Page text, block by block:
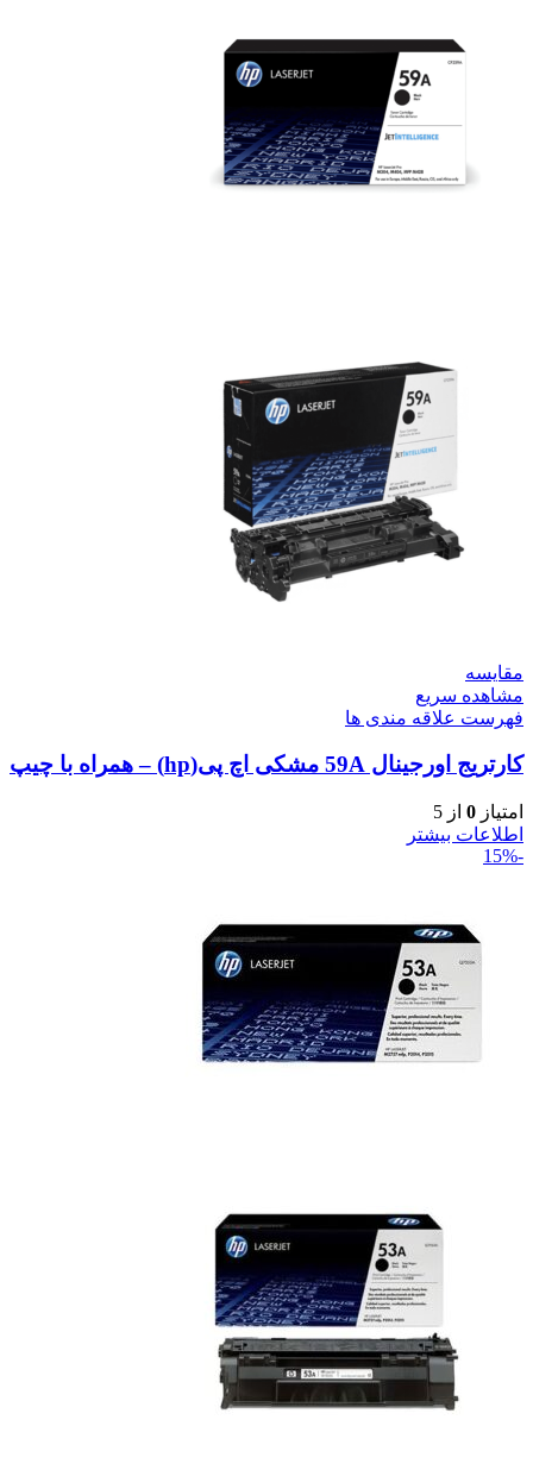
مقایسه
مشاهده سریع
فهرست علاقه مندی ها
کارتریج اورجینال 59A مشکی اچ پی(hp) – همراه با چیپ
امتیاز 0 از 5
اطلاعات بیشتر
-15%